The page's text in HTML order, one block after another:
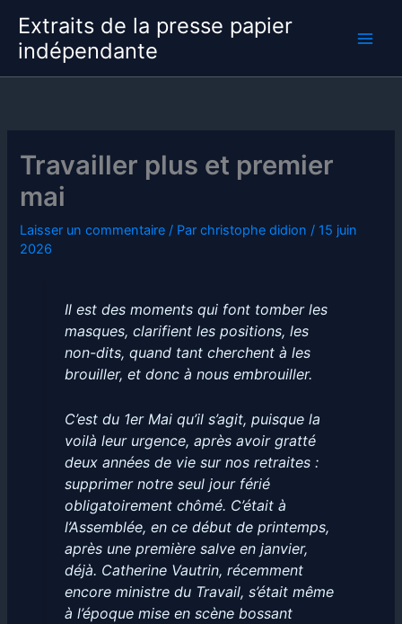
contenu
Extraits de la presse papier
indépendante
Travailler plus et premier
mai
Laisser un commentaire / Parchristophe didion / 15 juin
2026
Il est des moments qui font tomber les
masques, clarifient les positions, les
non-dits, quand tant cherchent à les
brouiller, et donc à nous embrouiller.
C’est du 1er Mai qu’il s’agit, puisque la
voilà leur urgence, après avoir gratté
deux années de vie sur nos retraites :
supprimer notre seul jour férié
obligatoirement chômé. C’était à
l’Assemblée, en ce début de printemps,
après une première salve en janvier,
déjà. Catherine Vautrin, récemment
encore ministre du Travail, s’était même
à l’époque mise en scène bossant